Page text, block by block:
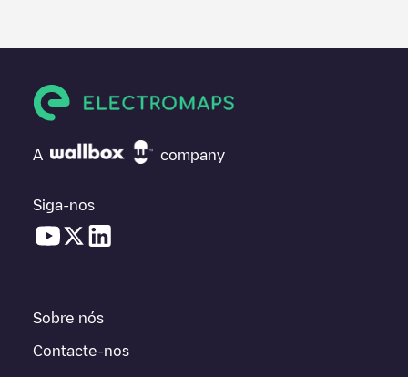
A company
Siga-nos
Sobre nós
Contacte-nos